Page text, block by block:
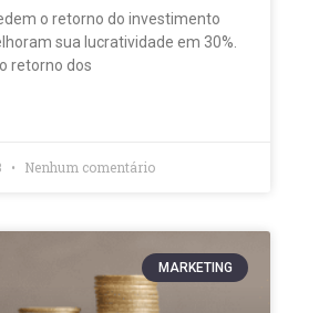
o retorno do investimento
sua lucratividade em 30%.
retorno dos
Nenhum comentário
MARKETING